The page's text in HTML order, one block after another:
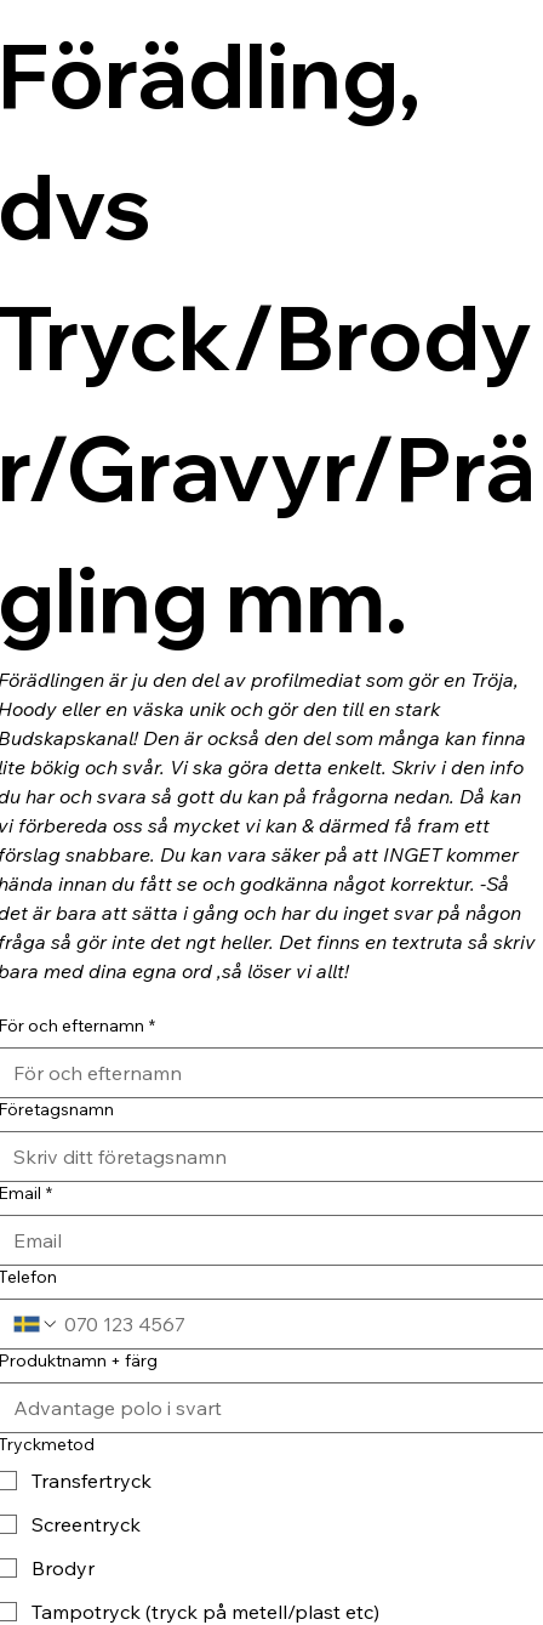
Brody
Gravyr/Prä
mm.
är ju den del av profilmediat som gör en Tröja,
eller en väska unik och gör den till en stark
Den är också den del som många kan finna
bökig och svår. Vi ska göra detta enkelt. Skriv i den info
har och svara så gott du kan på frågorna nedan. Då kan
förbereda oss så mycket vi kan & därmed få fram ett
snabbare. Du kan vara säker på att INGET kommer
innan du fått se och godkänna något korrektur. -Så
är bara att sätta i gång och har du inget svar på någon
så gör inte det ngt heller. Det finns en textruta så skriv
med dina egna ord ,så löser vi allt!
och efternamn *
*
+ färg
Transfertryck
Screentryck
Brodyr
Tampotryck (tryck på metell/plast etc)